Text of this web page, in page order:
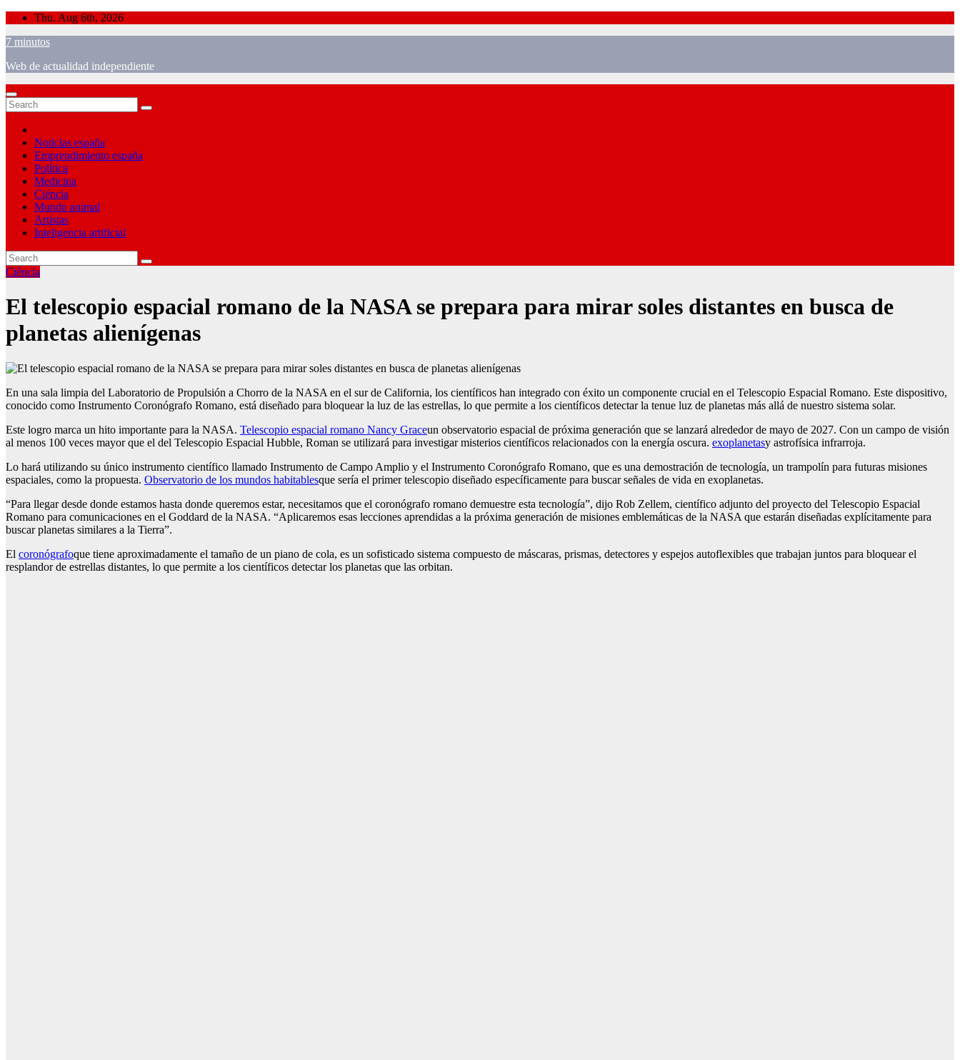
Skip
content
Thu. Aug 6th, 2026
7 minutos
Web de actualidad independiente
Noticias españa
Emprendimiento españa
Política
Medicina
Ciéncia
Mundo animal
Artistas
Inteligencia artificial
Ciéncia
El telescopio espacial romano de la NASA se prepara para mirar soles distantes en busca de
planetas alienígenas
En una sala limpia del Laboratorio de Propulsión a Chorro de la NASA en el sur de California, los científicos han integrado con éxito un componente crucial en el Telescopio Espacial Romano. Este dispositivo,
conocido como Instrumento Coronógrafo Romano, está diseñado para bloquear la luz de las estrellas, lo que permite a los científicos detectar la tenue luz de planetas más allá de nuestro sistema solar.
Este logro marca un hito importante para la NASA. Telescopio espacial romano Nancy Graceun observatorio espacial de próxima generación que se lanzará alrededor de mayo de 2027. Con un campo de visión
al menos 100 veces mayor que el del Telescopio Espacial Hubble, Roman se utilizará para investigar misterios científicos relacionados con la energía oscura. exoplanetasy astrofísica infrarroja.
Lo hará utilizando su único instrumento científico llamado Instrumento de Campo Amplio y el Instrumento Coronógrafo Romano, que es una demostración de tecnología, un trampolín para futuras misiones
espaciales, como la propuesta. Observatorio de los mundos habitablesque sería el primer telescopio diseñado específicamente para buscar señales de vida en exoplanetas.
“Para llegar desde donde estamos hasta donde queremos estar, necesitamos que el coronógrafo romano demuestre esta tecnología”, dijo Rob Zellem, científico adjunto del proyecto del Telescopio Espacial
Romano para comunicaciones en el Goddard de la NASA. “Aplicaremos esas lecciones aprendidas a la próxima generación de misiones emblemáticas de la NASA que estarán diseñadas explícitamente para
buscar planetas similares a la Tierra”.
El coronógrafoque tiene aproximadamente el tamaño de un piano de cola, es un sofisticado sistema compuesto de máscaras, prismas, detectores y espejos autoflexibles que trabajan juntos para bloquear el
resplandor de estrellas distantes, lo que permite a los científicos detectar los planetas que las orbitan.